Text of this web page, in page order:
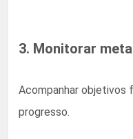
3. Monitorar
Acompanhar objetivos
progresso.